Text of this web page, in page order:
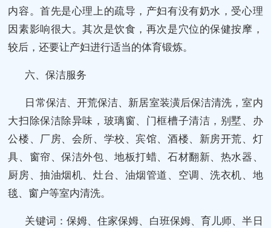
内容。首先是心理上的疏导，产妇有没有奶水，受心理
因素影响很大。其次是饮食，再次是穴位的保健按摩，
较后，还要让产妇进行适当的体育锻炼。
六、保洁服务
日常保洁、开荒保洁、新居室装潢后保洁清洗，室内
大扫除保洁除异味，玻璃窗、门框槽子清洁，别墅、办
公楼、厂房、会所、学校、宾馆、酒楼、新房开荒、灯
具、窗帘、保洁外包、地板打蜡、石材翻新、热水器、
厨房、抽油烟机、灶台、油烟管道、空调、洗衣机、地
毯、窗户等室内清洗。
关键词：保姆、住家保姆、白班保姆、育儿师、半日